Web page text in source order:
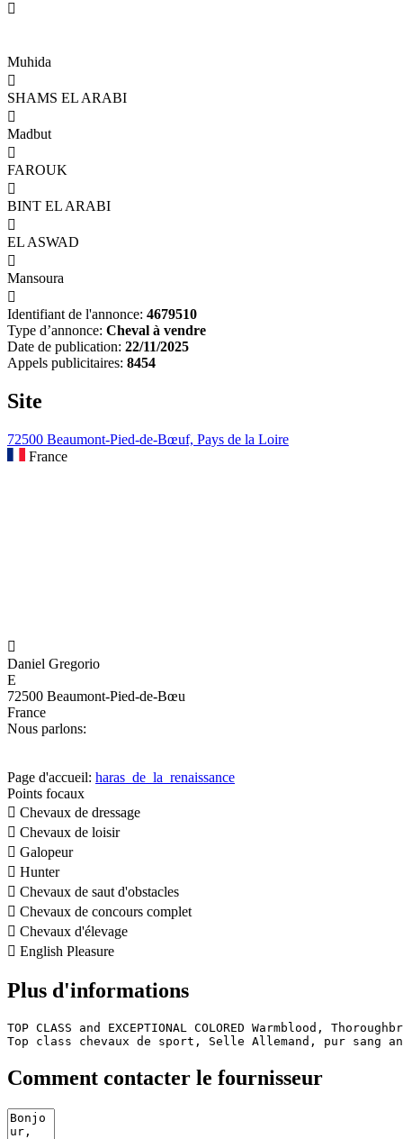

Muhida

SHAMS EL ARABI

Madbut

FAROUK

BINT EL ARABI

EL ASWAD

Mansoura

Identifiant de l'annonce: 4679510
Type d’annonce: Cheval à vendre
Date de publication: 22/11/2025
Appels publicitaires: 8454
Site
72500 Beaumont-Pied-de-Bœuf, Pays de la Loire
France

Daniel Gregorio
E
72500 Beaumont-Pied-de-Bœu
France
Nous parlons:
Page d'accueil: haras_de_la_renaissance
Points focaux
 Chevaux de dressage
 Chevaux de loisir
 Galopeur
 Hunter
 Chevaux de saut d'obstacles
 Chevaux de concours complet
 Chevaux d'élevage
 English Pleasure
Plus d'informations
TOP CLASS and EXCEPTIONAL COLORED Warmblood,
Top class chevaux de sport, Selle Allemand, pur sang
Comment contacter le fournisseur